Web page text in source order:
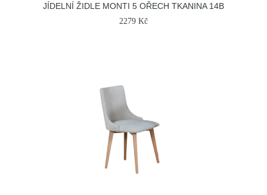
JÍDELNÍ ŽIDLE MONTI 5 OŘECH TKANINA 14B
2279 Kč